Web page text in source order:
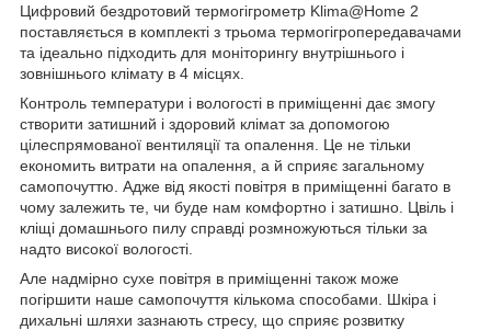
Цифровий бездротовий термогігрометр Klima@Home 2
поставляється в комплекті з трьома термогігропередавачами
та ідеально підходить для моніторингу внутрішнього і
зовнішнього клімату в 4 місцях.
Контроль температури і вологості в приміщенні дає змогу
створити затишний і здоровий клімат за допомогою
цілеспрямованої вентиляції та опалення. Це не тільки
економить витрати на опалення, а й сприяє загальному
самопочуттю. Адже від якості повітря в приміщенні багато в
чому залежить те, чи буде нам комфортно і затишно. Цвіль і
кліщі домашнього пилу справді розмножуються тільки за
надто високої вологості.
Але надмірно сухе повітря в приміщенні також може
погіршити наше самопочуття кількома способами. Шкіра і
дихальні шляхи зазнають стресу, що сприяє розвитку